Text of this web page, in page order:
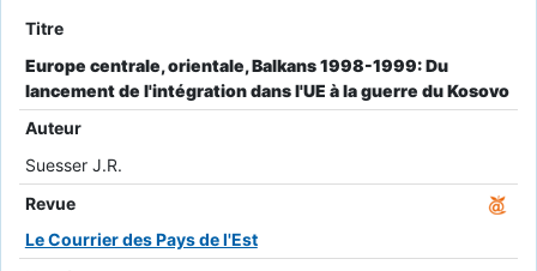
Titre
Europe centrale, orientale, Balkans 1998-1999: Du
lancement de l'intégration dans l'UE à la guerre du Kosovo
Auteur
Suesser J.R.
Revue
Le Courrier des Pays de l'Est